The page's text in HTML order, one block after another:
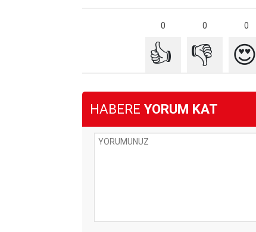
0 0 0
👍 👎 😍
HABERE YORUM KAT